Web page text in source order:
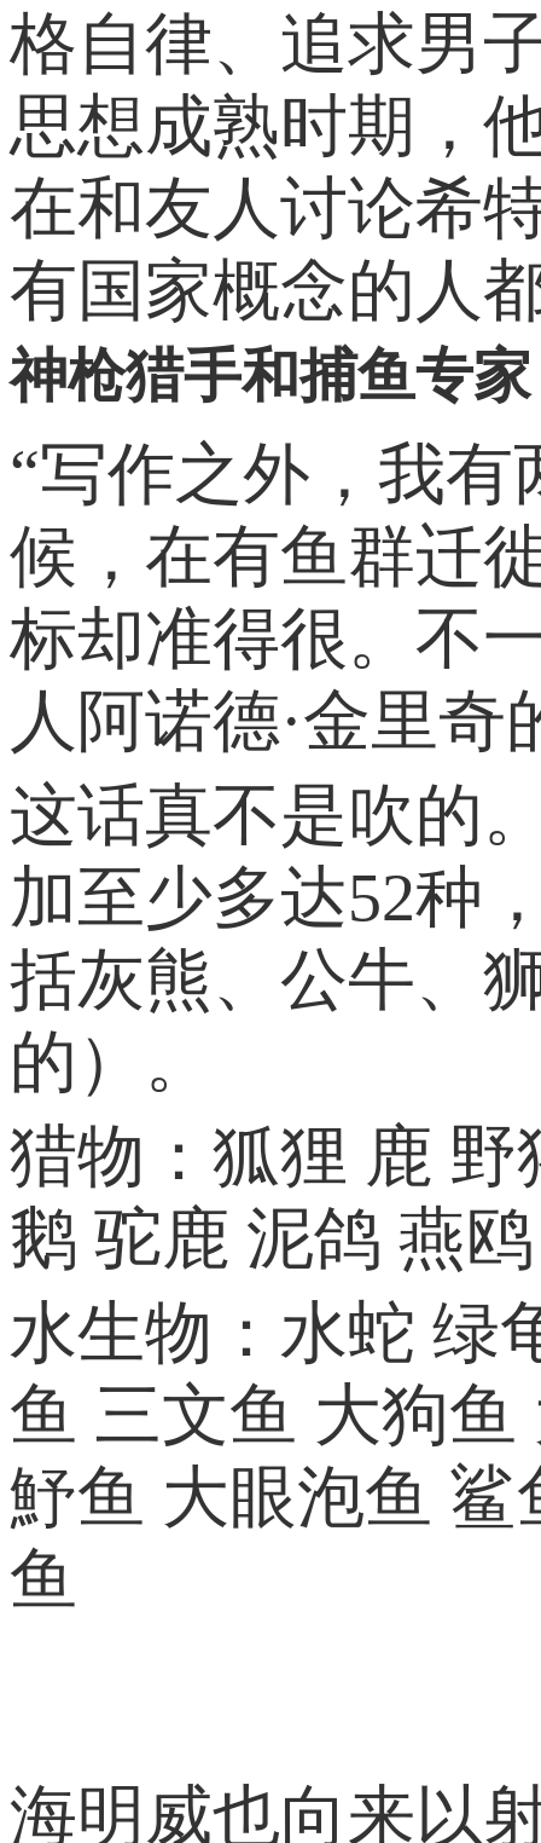
格自律、追求男
思想成熟时期，
在和友人讨论希
有国家概念的人
神枪猎手和捕鱼专家
“写作之外，我
候，在有鱼群迁
标却准得很。不
人阿诺德·金里
这话真不是吹的
加至少多达52种
括灰熊、公牛、
的）。
猎物：狐狸 鹿
鹅 驼鹿 泥鸽 燕
水生物：水蛇 绿
鱼 三文鱼 大狗
魣鱼 大眼泡鱼
鱼
海明威也向来以